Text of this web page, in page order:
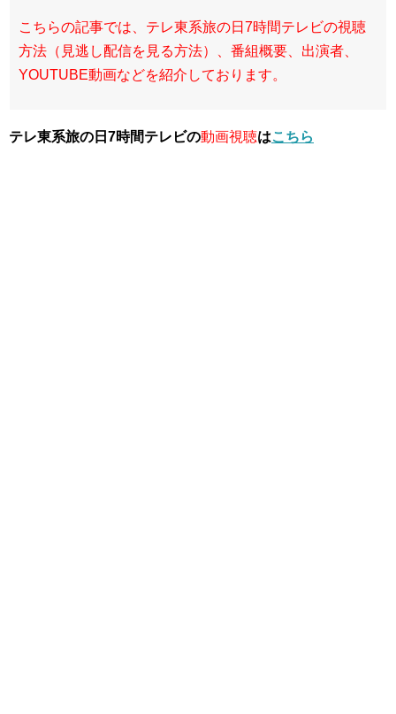
こちらの記事では、テレ東系旅の日7時間テレビの視聴
方法（見逃し配信を見る方法）、番組概要、出演者、
YOUTUBE動画などを紹介しております。
テレ東系旅の日7時間テレビの動画視聴はこちら